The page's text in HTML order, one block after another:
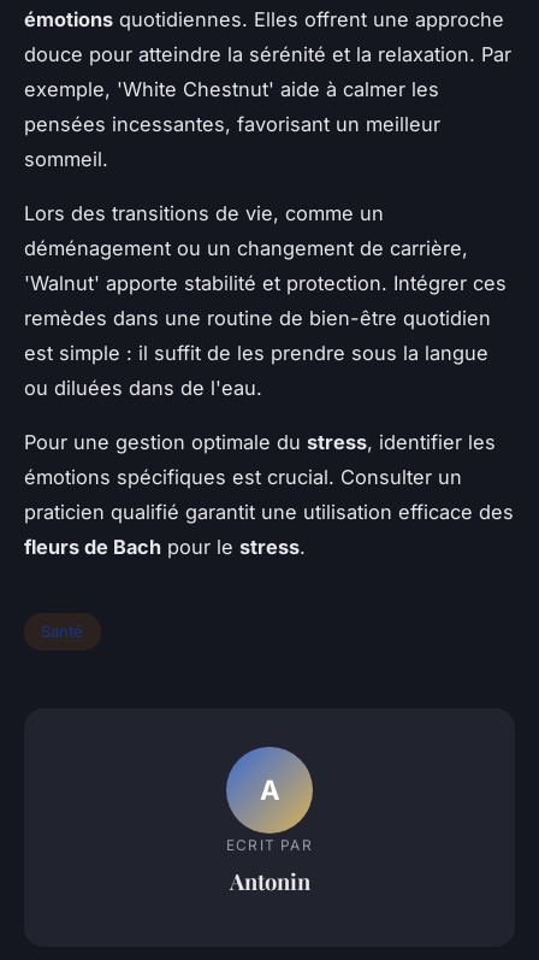
émotions quotidiennes. Elles offrent une approche
douce pour atteindre la sérénité et la relaxation. Par
exemple, 'White Chestnut' aide à calmer les
pensées incessantes, favorisant un meilleur
sommeil.
Lors des transitions de vie, comme un
déménagement ou un changement de carrière,
'Walnut' apporte stabilité et protection. Intégrer ces
remèdes dans une routine de bien-être quotidien
est simple : il suffit de les prendre sous la langue
ou diluées dans de l'eau.
Pour une gestion optimale du stress, identifier les
émotions spécifiques est crucial. Consulter un
praticien qualifié garantit une utilisation efficace des
fleurs de Bach pour le stress.
Santé
A
ECRIT PAR
Antonin